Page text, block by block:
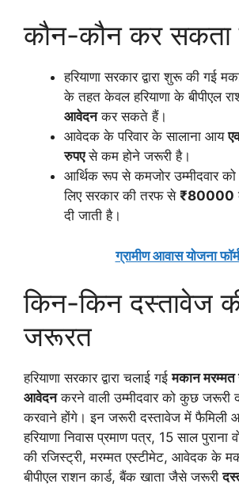
कौन-कौन कर
हरियाणा सरकार द्वारा शुरू की गई
के तहत केवल हरियाणा के बीपीएल
आवेदनकर सकते हैं।
आवेदक के परिवार के सालाना आय
रुपएसे कम होने जरूरी है।
आर्थिक रूप से कमजोर उम्मीदवार
लिए सरकार की तरफ से ₹80000
दी जाती है।
ग्रामीण आवास योजना फॉर्म
किन-किन दस्तावेज
जरूरत
हरियाणा सरकार द्वारा चलाई गईमकान मरम्मत
आवेदनकरने वाली उम्मीदवार को कुछ जरूरी
करवाने होंगे। इन जरूरी दस्तावेज में फैमिली
हरियाणा निवास प्रमाण पत्र, 15 साल
की रजिस्ट्री, मरम्मत एस्टीमेट, आवेदक के
बीपीएल राशन कार्ड, बैंक खाता जैसे जरूरी